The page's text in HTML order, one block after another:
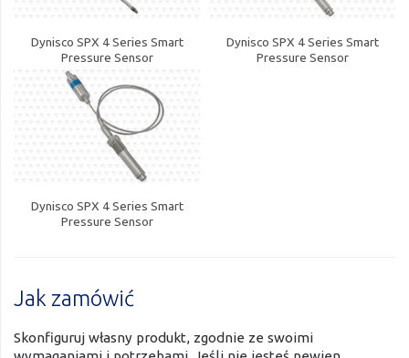
Dynisco SPX 4 Series Smart
Pressure Sensor
Dynisco SPX 4 Series Smart
Pressure Sensor
Dynisco SPX 4 Series Smart
Pressure Sensor
Jak zamówić
Skonfiguruj własny produkt, zgodnie ze swoimi